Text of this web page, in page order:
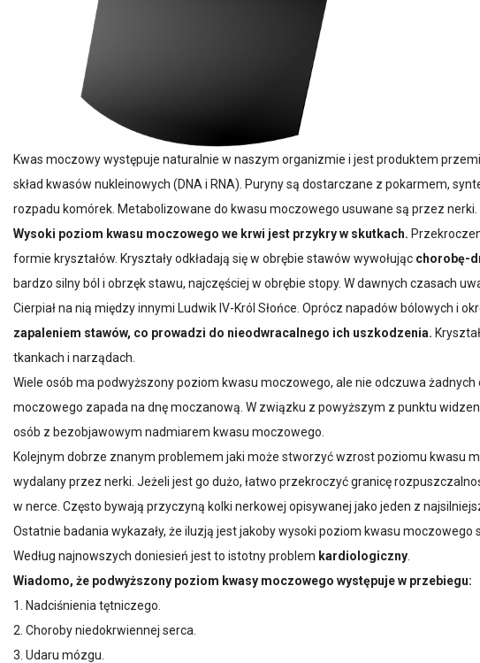
Kwas moczowy występuje naturalnie w naszym organizmie i jest produktem
skład kwasów nukleinowych (DNA i RNA). Puryny są dostarczane z pokarmem,
rozpadu komórek. Metabolizowane do kwasu moczowego usuwane są przez nerki.
Wysoki poziom kwasu moczowego we krwi jest przykry w skutkach.
formie kryształów. Kryształy odkładają się w obrębie stawów wywołując chorobę-
bardzo silny ból i obrzęk stawu, najczęściej w obrębie stopy. W dawnych czasach
Cierpiał na nią między innymi Ludwik IV-Król Słońce. Oprócz napadów bólowych i
zapaleniem stawów, co prowadzi do nieodwracalnego ich uszkodzenia.
tkankach i narządach.
Wiele osób ma podwyższony poziom kwasu moczowego, ale nie odczuwa
moczowego zapada na dnę moczanową. W związku z powyższym z punktu
osób z bezobjawowym nadmiarem kwasu moczowego.
Kolejnym dobrze znanym problemem jaki może stworzyć wzrost poziomu kwasu
wydalany przez nerki. Jeżeli jest go dużo, łatwo przekroczyć granicę
w nerce. Często bywają przyczyną kolki nerkowej opisywanej jako jeden z
Ostatnie badania wykazały, że iluzją jest jakoby wysoki poziom kwasu moczowego
Według najnowszych doniesień jest to istotny problem kardiologiczny
Wiadomo, że podwyższony poziom kwasy moczowego występuje w przebiegu:
1. Nadciśnienia tętniczego.
2. Choroby niedokrwiennej serca.
3. Udaru mózgu.